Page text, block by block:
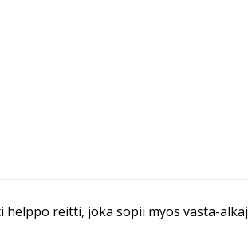
reitti, joka sopii myös vasta-